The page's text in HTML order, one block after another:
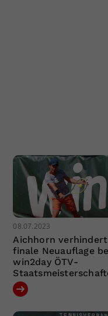
08.07.2023
Aichhorn verhindert
finale Neuauflage
win2day ÖTV-